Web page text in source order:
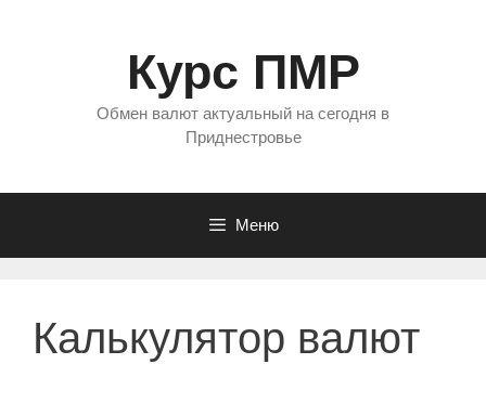
Курс ПМР
Обмен валют актуальный на сегодня в
Приднестровье
Меню
Калькулятор валют